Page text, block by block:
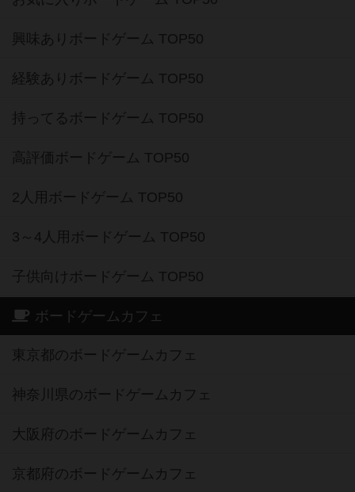
興味ありボードゲーム TOP50
経験ありボードゲーム TOP50
持ってるボードゲーム TOP50
高評価ボードゲーム TOP50
2人用ボードゲーム TOP50
3～4人用ボードゲーム TOP50
子供向けボードゲーム TOP50
ボードゲームカフェ
東京都のボードゲームカフェ
神奈川県のボードゲームカフェ
大阪府のボードゲームカフェ
京都府のボードゲームカフェ